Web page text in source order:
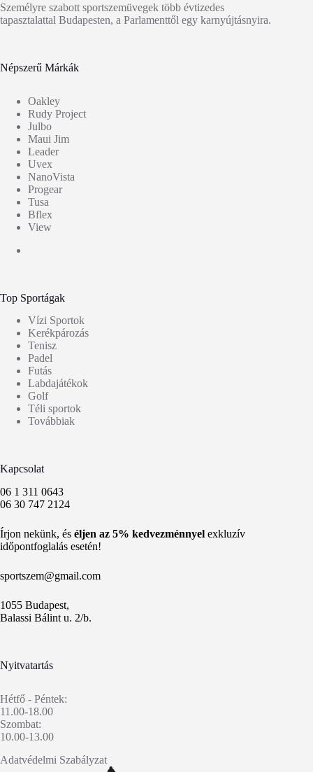
Személyre szabott sportszemüvegek több évtizedes
tapasztalattal Budapesten, a Parlamenttől egy karnyújtásnyira.
Népszerű Márkák
Oakley
Rudy Project
Julbo
Maui Jim
Leader
Uvex
NanoVista
Progear
Tusa
Bflex
View
Top Sportágak
Vízi Sportok
Kerékpározás
Tenisz
Padel
Futás
Labdajátékok
Golf
Téli sportok
Továbbiak
Kapcsolat
06 1 311 0643
06 30 747 2124
Írjon nekünk, és éljen az 5% kedvezménnyel exkluzív
időpontfoglalás esetén!
sportszem@gmail.com
1055 Budapest,
Balassi Bálint u. 2/b.
Nyitvatartás
Hétfő - Péntek:
11.00-18.00
Szombat:
10.00-13.00
Adatvédelmi Szabályzat